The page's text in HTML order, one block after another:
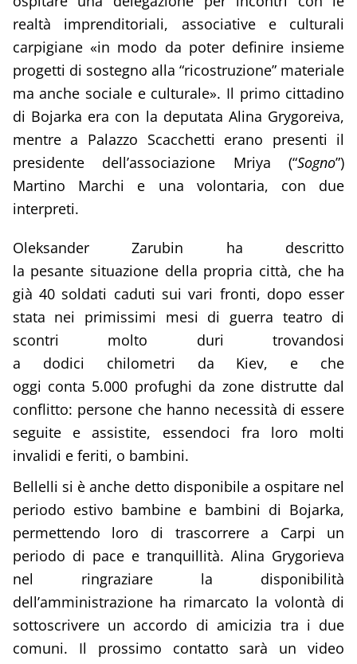
realtà imprenditoriali, associative e culturali
carpigiane «in modo da poter definire insieme
progetti di sostegno alla “ricostruzione” materiale
ma anche sociale e culturale». Il primo cittadino
di Bojarka era con la deputata Alina Grygoreiva,
mentre a Palazzo Scacchetti erano presenti il
presidente dell’associazione Mriya (“Sogno”)
Martino Marchi e una volontaria, con due
interpreti.
Oleksander Zarubin ha descritto
la pesante situazione della propria città, che ha
già 40 soldati caduti sui vari fronti, dopo esser
stata nei primissimi mesi di guerra teatro di
scontri molto duri trovandosi
a dodici chilometri da Kiev, e che
oggi conta 5.000 profughi da zone distrutte dal
conflitto: persone che hanno necessità di essere
seguite e assistite, essendoci fra loro molti
invalidi e feriti, o bambini.
Bellelli si è anche detto disponibile a ospitare nel
periodo estivo bambine e bambini di Bojarka,
permettendo loro di trascorrere a Carpi un
periodo di pace e tranquillità. Alina Grygorieva
nel ringraziare la disponibilità
dell’amministrazione ha rimarcato la volontà di
sottoscrivere un accordo di amicizia tra i due
comuni. Il prossimo contatto sarà un video